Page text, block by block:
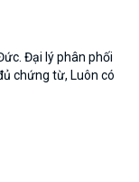
Đại lý phân phối
chứng từ, Luôn có